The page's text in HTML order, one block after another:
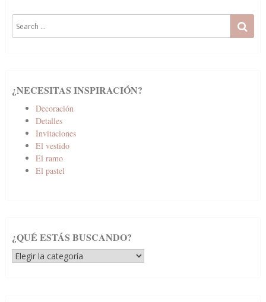
for:
¿NECESITAS INSPIRACIÓN?
Decoración
Detalles
Invitaciones
El vestido
El ramo
El pastel
¿QUÉ ESTÁS BUSCANDO?
¿Qué